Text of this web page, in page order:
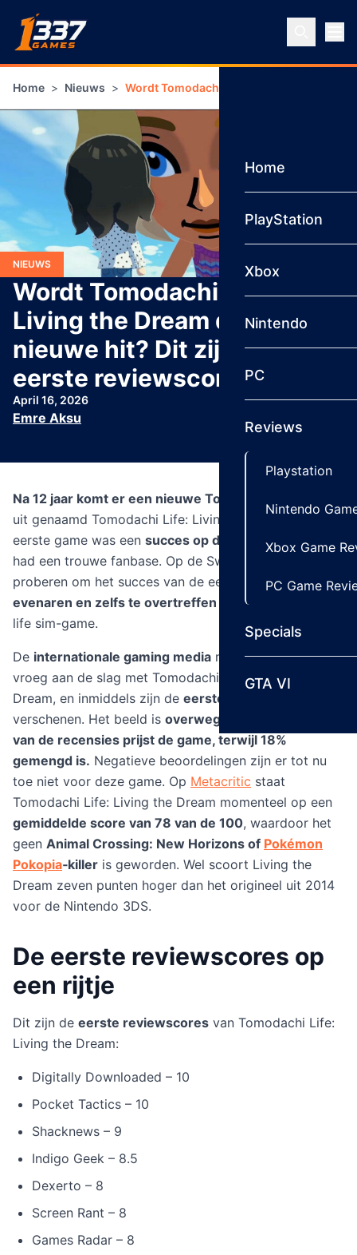
Ga naar inhoud
Home
PlayStation
Xbox
Nintendo
PC
Reviews
Playstation
Nintendo
Xbox Game
PC Game
Specials
GTA VI
Home > Nieuws > Wordt Tomodachi Life: Living the Dream
Wordt Tomodachi Life:
Living the Dream de grote
nieuwe hit? Dit zijn de
eerste reviewscores
April 16, 2026
Emre Aksu
NIEUWS
Na 12 jaar komt er een nieuwe Tomodachi Life-game
uit genaamd Tomodachi Life: Living the Dream. De
eerste game was een succes op de Nintendo 3DS
had een trouwe fanbase. Op de Switch gaat
proberen om het succes van de eerste game te
evenaren en zelfs te overtreffen met een nog bizarre
life sim-game.
De internationale gaming media mocht vanNintendo
vroeg aan de slag met Tomodachi Life: Living the
Dream, en inmiddels zijn de eerste reviews
verschenen. Het beeld is overwegend positief: 82%
van de recensies prijst de game, terwijl 18%
gemengd is. Negatieve beoordelingen zijn er tot nu
toe niet voor deze game. Op Metacritic staat
Tomodachi Life: Living the Dream momenteel op een
gemiddelde score van 78 van de 100, waardoor het
geen Animal Crossing: New Horizons of Pokémon
Pokopia‑killer is geworden. Wel scoort Living the
Dream zeven punten hoger dan het origineel uit 2014
voor de Nintendo 3DS.
De eerste reviewscores op
een rijtje
Dit zijn de eerste reviewscores van Tomodachi Life:
Living the Dream:
Digitally Downloaded – 10
Pocket Tactics – 10
Shacknews – 9
Indigo Geek – 8.5
Dexerto – 8
Screen Rant – 8
Games Radar – 8